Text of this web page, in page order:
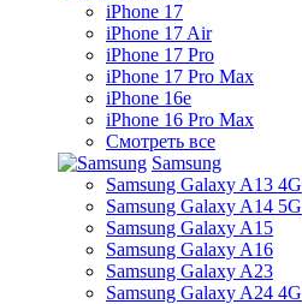
iPhone 17
iPhone 17 Air
iPhone 17 Pro
iPhone 17 Pro Max
iPhone 16e
iPhone 16 Pro Max
Смотреть все
Samsung
Samsung Galaxy A13 4G
Samsung Galaxy A14 5G
Samsung Galaxy A15
Samsung Galaxy A16
Samsung Galaxy A23
Samsung Galaxy A24 4G